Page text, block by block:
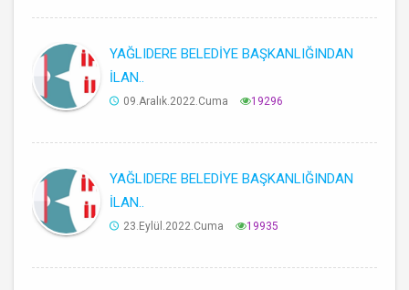
YAĞLIDERE BELEDİYE BAŞKANLIĞINDAN
İLAN..
09.Aralık.2022.Cuma 19296
YAĞLIDERE BELEDİYE BAŞKANLIĞINDAN
İLAN..
23.Eylül.2022.Cuma 19935